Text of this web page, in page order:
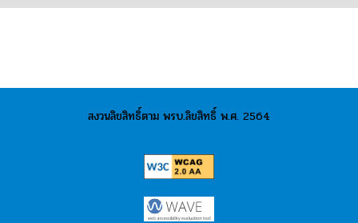
สงวนลิขสิทธิ์ตาม พรบ.ลิขสิทธิ์ พ.ศ. 2564